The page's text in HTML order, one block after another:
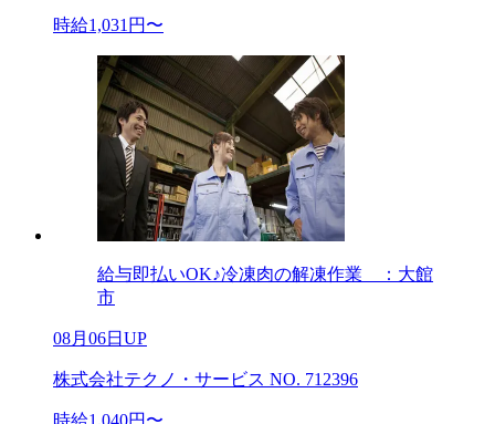
時給1,031円〜
給与即払いOK♪冷凍肉の解凍作業 ：大館
市
08月06日UP
株式会社テクノ・サービス NO. 712396